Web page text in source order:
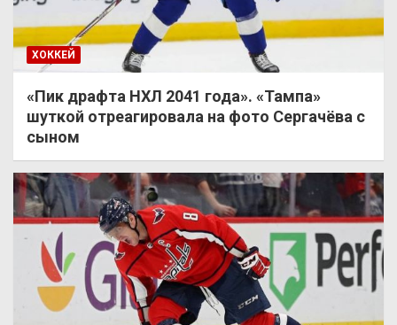
ХОККЕЙ
«Пик драфта НХЛ 2041 года». «Тампа»
шуткой отреагировала на фото Сергачёва с
сыном